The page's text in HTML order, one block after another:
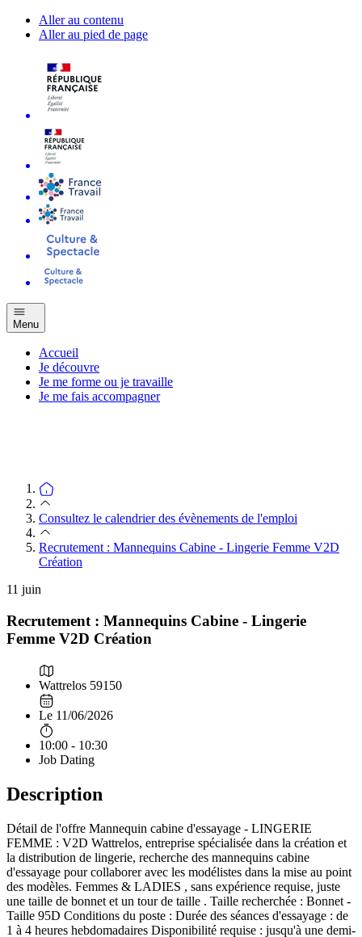
Aller au contenu
Aller au pied de page
Menu
Accueil
Je découvre
Je me forme ou je travaille
Je me fais accompagner
Consultez le calendrier des évènements de l'emploi
Recrutement : Mannequins Cabine - Lingerie Femme V2D
Création
11 juin
Recrutement : Mannequins Cabine - Lingerie
Femme V2D Création
Wattrelos 59150
Le 11/06/2026
10:00 - 10:30
Job Dating
Description
Détail de l'offre Mannequin cabine d'essayage - LINGERIE
FEMME : V2D Wattrelos, entreprise spécialisée dans la création et
la distribution de lingerie, recherche des mannequins cabine
d'essayage pour collaborer avec les modélistes dans la mise au point
des modèles. Femmes & LADIES , sans expérience requise, juste
une taille de bonnet et un tour de taille . Taille recherchée : Bonnet -
Taille 95D Conditions du poste : Durée des séances d'essayage : de
1 à 4 heures hebdomadaires Disponibilité requise : jusqu'à une demi-